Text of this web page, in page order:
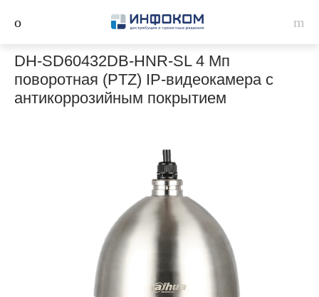
DH-SD60432DB-HNR-SL 4 Мп
поворотная (PTZ) IP-видеокамера с
антикоррозийным покрытием